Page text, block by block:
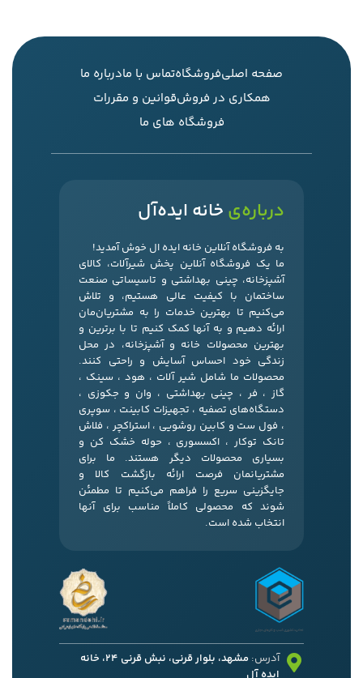
صفحه اصلیفروشگاهتماس با مادرباره ما
همکاری در فروشقوانین و مقررات
فروشگاه های ما
درباره‌ی خانه ایده‌آل
به فروشگاه آنلاین خانه ایده ال خوش آمدید!
ما یک فروشگاه آنلاین پخش شیرآلات، کالای
آشپزخانه، چینی بهداشتی و تاسیساتی صنعت
ساختمان با کیفیت عالی هستیم، و تلاش
می‌کنیم تا بهترین خدمات را به مشتریان‌مان
ارائه دهیم و به آنها کمک کنیم تا با برترین و
بهترین محصولات خانه و آشپزخانه، در محل
زندگی خود احساس آسایش و راحتی کنند.
محصولات ما شامل شیر آلات ، هود ، سینک ،
گاز ، فر ، چینی بهداشتی ، وان و جکوزی ،
دستگاه‌های تصفیه ، تجهیزات کابینت ، سوپری
، فول ست و کابین روشویی ، استراکچر ، فلاش
تانک توکار ، اکسسوری ، حوله خشک کن و
بسیاری محصولات دیگر هستند. ما برای
مشتریانمان فرصت ارائه بازگشت کالا و
جایگزینی سریع را فراهم می‌کنیم تا مطمئن
شوند که محصولی کاملاً مناسب برای آنها
انتخاب شده است.
آدرس:
مشهد، بلوار قرنی، نبش قرنی 24، خانه
ایده آل